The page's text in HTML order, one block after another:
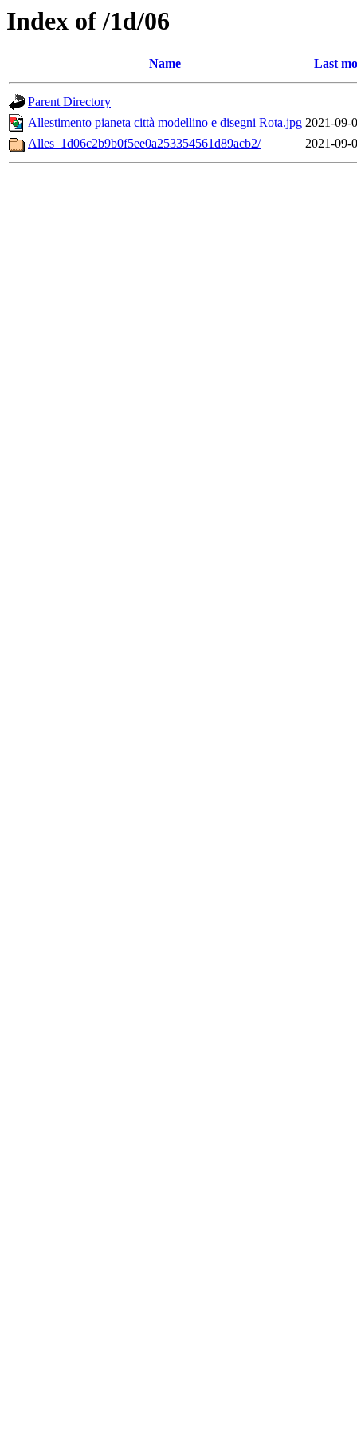
Index of /1d/06
Name Last
Parent Directory
Allestimento pianeta città modellino e disegni Rota.jpg 2021-09-
Alles_1d06c2b9b0f5ee0a253354561d89acb2/
2021-09-